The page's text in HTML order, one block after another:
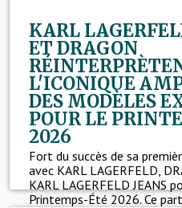
KARL
ET DRAGON
L'ICONIQUE
DES MODÈLES
POUR LE
2026
Fort du succès de sa
avec KARL LAGERFELD,
KARL LAGERFELD JEANS
Printemps-Été 2026. Ce